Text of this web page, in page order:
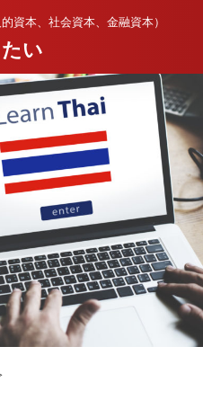
資本、社会資本、金融資本）
い